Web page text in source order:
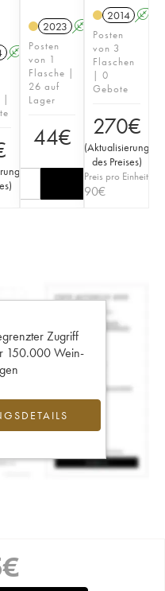
A S
|
)
2023 A
Posten
von 1
Flasche |
26 auf
Lager
44€
2014 A
Posten
von 3
Flaschen
| 0
Gebote
270€
(Aktualisierung
des Preises)
Preis pro Einheit
90€
Zugriff
150.000 Wein-
€